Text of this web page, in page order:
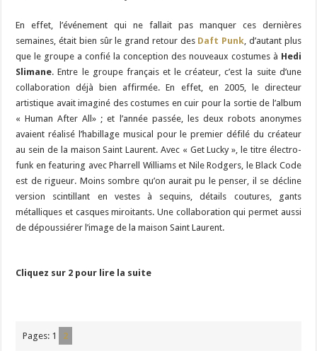
En effet, l’événement qui ne fallait pas manquer ces dernières
semaines, était bien sûr le grand retour des Daft Punk, d’autant plus
que le groupe a confié la conception des nouveaux costumes à Hedi
Slimane. Entre le groupe français et le créateur, c’est la suite d’une
collaboration déjà bien affirmée. En effet, en 2005, le directeur
artistique avait imaginé des costumes en cuir pour la sortie de l’album
« Human After All» ; et l’année passée, les deux robots anonymes
avaient réalisé l’habillage musical pour le premier défilé du créateur
au sein de la maison Saint Laurent. Avec « Get Lucky », le titre électro-
funk en featuring avec Pharrell Williams et Nile Rodgers, le Black Code
est de rigueur. Moins sombre qu’on aurait pu le penser, il se décline
version scintillant en vestes à sequins, détails coutures, gants
métalliques et casques miroitants. Une collaboration qui permet aussi
de dépoussiérer l’image de la maison Saint Laurent.
Cliquez sur 2 pour lire la suite
Pages: 1 2